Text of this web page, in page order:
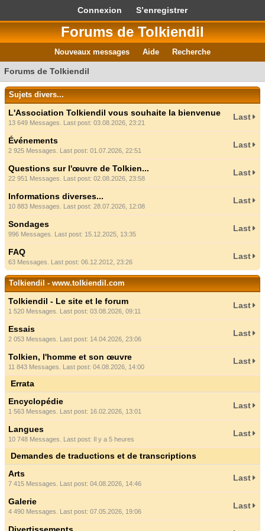
Connexion S’enregistrer
Forums de Tolkiendil
Nouveaux messages Aide Recherche
Forums de Tolkiendil
Sujets divers...
L'Association Tolkiendil vous souhaite la bienvenue
13 649 Messages. Last post: 03.08.2026, 23:21
Last
Événements
2 925 Messages. Last post: 01.07.2026, 22:51
Last
Questions sur l'œuvre de Tolkien...
22 951 Messages. Last post: 02.08.2026, 23:58
Last
Informations diverses...
10 883 Messages. Last post: 28.07.2026, 12:08
Last
Sondages
996 Messages. Last post: 15.12.2025, 13:35
Last
FAQ
63 Messages. Last post: 06.12.2012, 23:26
Last
Tolkiendil - www.tolkiendil.com
Tolkiendil - Le site et le forum
1 520 Messages. Last post: 03.08.2026, 09:11
Last
Essais
2 053 Messages. Last post: 14.04.2026, 23:06
Last
Tolkien, l'homme et son œuvre
11 843 Messages. Last post: 04.08.2026, 14:00
Last
Errata
Encyclopédie
1 563 Messages. Last post: 16.02.2026, 13:01
Last
Langues
10 748 Messages. Last post: Il y a 5 heures
Last
Demandes de traductions et de transcriptions
Arts
7 415 Messages. Last post: 04.08.2026, 14:46
Last
Galerie
4 490 Messages. Last post: 07.05.2026, 19:06
Last